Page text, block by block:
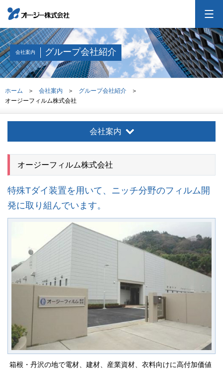
オー・ジーについて
会社案内
投資家情報
お問合せ
JP EN
会社案内 グループ会社紹介
ホーム 会社案内
グループ会社紹介
オージーフィルム株式会社
会社案内
オージーフィルム株式会社
特殊Tダイ装置を用いて、ニッチ分野のフィルム開
発に取り組んでいます。
箱根・丹沢の地で電材、建材、産業資材、衣料向けに高付加価値